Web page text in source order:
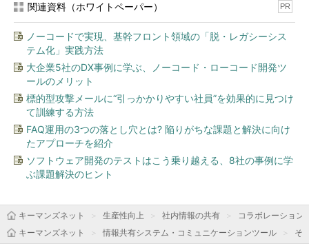
関連資料（ホワイトペーパー） PR
ノーコードで実現、基幹フロント領域の「脱・レガシーシス
テム化」実践方法
大企業5社のDX事例に学ぶ、ノーコード・ローコード開発ツ
ールのメリット
標的型攻撃メールに“引っかかりやすい社員”を効果的に見つけ
て訓練する方法
FAQ運用の3つの落とし穴とは? 陥りがちな課題と解決に向け
たアプローチを紹介
ソフトウェア開発のテストはこう乗り越える、8社の事例に学
ぶ課題解決のヒント
キーマンズネット 生産性向上 社内情報の共有
コラボレーション
キーマンズネット
情報共有システム・コミュニケーションツール そ